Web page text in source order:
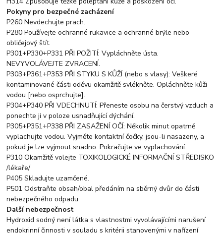
Pokyny pro bezpečné zacházení
P260 Nevdechujte prach.
P280 Používejte ochranné rukavice a ochranné brýle nebo
obličejový štít.
P301+P330+P331 PŘI POŽITÍ: Vypláchněte ústa.
NEVYVOLÁVEJTE ZVRACENÍ.
P303+P361+P353 PŘI STYKU S KŮŽÍ (nebo s vlasy): Veškeré
kontaminované části oděvu okamžitě svlékněte. Opláchněte kůži
vodou [nebo osprchujte].
P304+P340 PŘI VDECHNUTÍ: Přeneste osobu na čerstvý vzduch a
ponechte ji v poloze usnadňující dýchání.
P305+P351+P338 PŘI ZASAŽENÍ OČÍ: Několik minut opatrně
vyplachujte vodou. Vyjměte kontaktní čočky, jsou-li nasazeny, a
pokud je lze vyjmout snadno. Pokračujte ve vyplachování.
P310 Okamžitě volejte TOXIKOLOGICKÉ INFORMAČNÍ STŘEDISKO
/lékaře/
P405 Skladujte uzamčené.
P501 Odstraňte obsah/obal předáním na sběrný dvůr do části
nebezpečného odpadu.
Další nebezpečnost
Hydroxid sodný není látka s vlastnostmi vyvolávajícími narušení
endokrinní činnosti v souladu s kritérii stanovenými v nařízení